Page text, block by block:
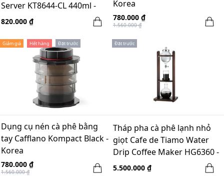
Server KT8644-CL 440ml -
4cups
820.000 ₫
Korea
780.000 ₫
1.560.000 ₫
Giảm giá Hết hàng Đặt trước
Dụng cụ nén cà phê bằng
tay Cafflano Kompact Black -
Korea
780.000 ₫
1.560.000 ₫
Đặt trước
Tháp pha cà phê lạnh nhỏ
giọt Cafe de Tiamo Water
Drip Coffee Maker HG6360 -
10 cups
5.500.000 ₫